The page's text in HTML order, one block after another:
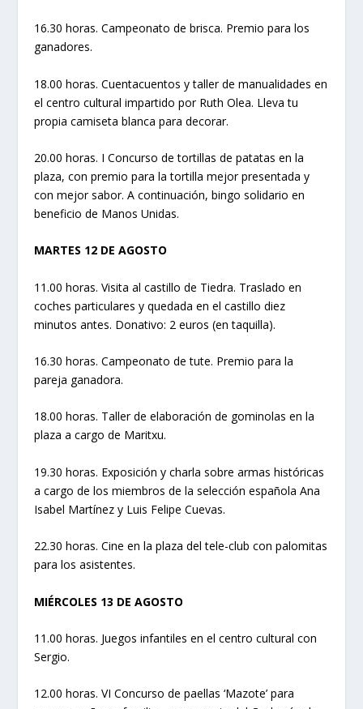
16.30 horas. Campeonato de brisca. Premio para los
ganadores.
18.00 horas. Cuentacuentos y taller de manualidades en
el centro cultural impartido por Ruth Olea. Lleva tu
propia camiseta blanca para decorar.
20.00 horas. I Concurso de tortillas de patatas en la
plaza, con premio para la tortilla mejor presentada y
con mejor sabor. A continuación, bingo solidario en
beneficio de Manos Unidas.
MARTES 12 DE AGOSTO
11.00 horas. Visita al castillo de Tiedra. Traslado en
coches particulares y quedada en el castillo diez
minutos antes. Donativo: 2 euros (en taquilla).
16.30 horas. Campeonato de tute. Premio para la
pareja ganadora.
18.00 horas. Taller de elaboración de gominolas en la
plaza a cargo de Maritxu.
19.30 horas. Exposición y charla sobre armas históricas
a cargo de los miembros de la selección española Ana
Isabel Martínez y Luis Felipe Cuevas.
22.30 horas. Cine en la plaza del tele-club con palomitas
para los asistentes.
MIÉRCOLES 13 DE AGOSTO
11.00 horas. Juegos infantiles en el centro cultural con
Sergio.
12.00 horas. VI Concurso de paellas ‘Mazote’ para